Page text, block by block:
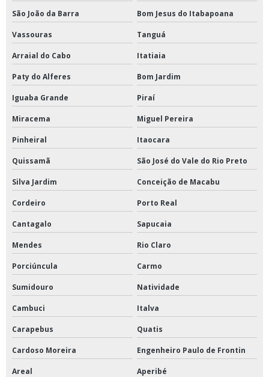
São João da Barra Bom Jesus do Itabapoana
Vassouras Tanguá
Arraial do Cabo Itatiaia
Paty do Alferes Bom Jardim
Iguaba Grande Piraí
Miracema Miguel Pereira
Pinheiral Itaocara
Quissamã São José do Vale do Rio Preto
Silva Jardim Conceição de Macabu
Cordeiro Porto Real
Cantagalo Sapucaia
Mendes Rio Claro
Porciúncula Carmo
Sumidouro Natividade
Cambuci Italva
Carapebus Quatis
Cardoso Moreira Engenheiro Paulo de Frontin
Areal Aperibé